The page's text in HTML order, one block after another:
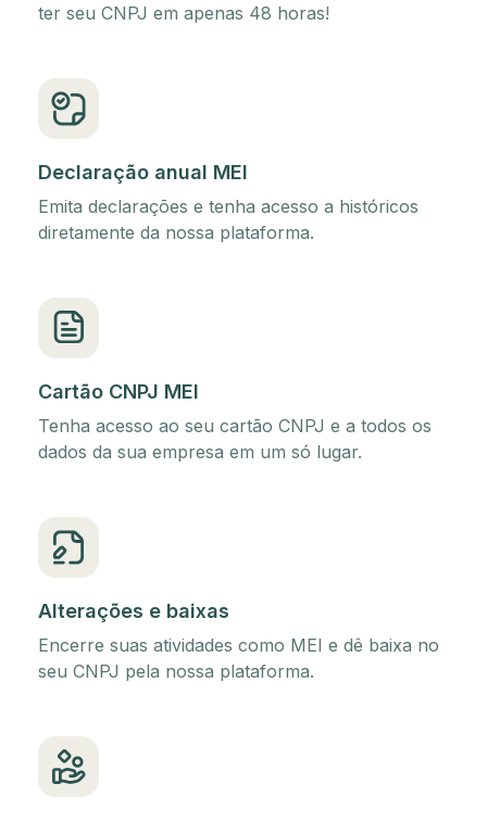
ter seu CNPJ em apenas 48 horas!
Declaração anual MEI
Emita declarações e tenha acesso a históricos
diretamente da nossa plataforma.
Cartão CNPJ MEI
Tenha acesso ao seu cartão CNPJ e a todos os
dados da sua empresa em um só lugar.
Alterações e baixas
Encerre suas atividades como MEI e dê baixa no
seu CNPJ pela nossa plataforma.